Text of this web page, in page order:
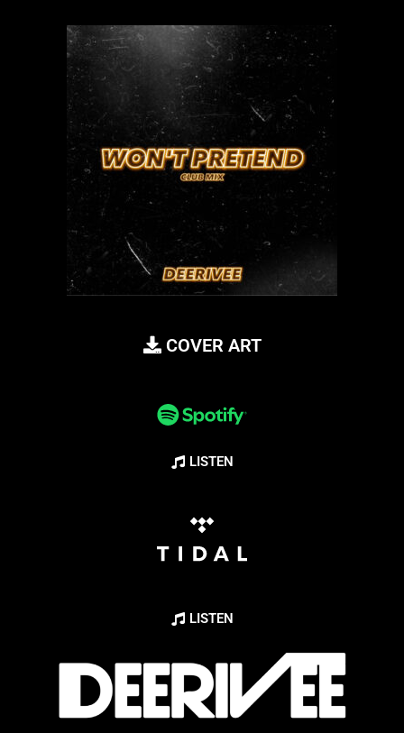
COVER ART
LISTEN
LISTEN